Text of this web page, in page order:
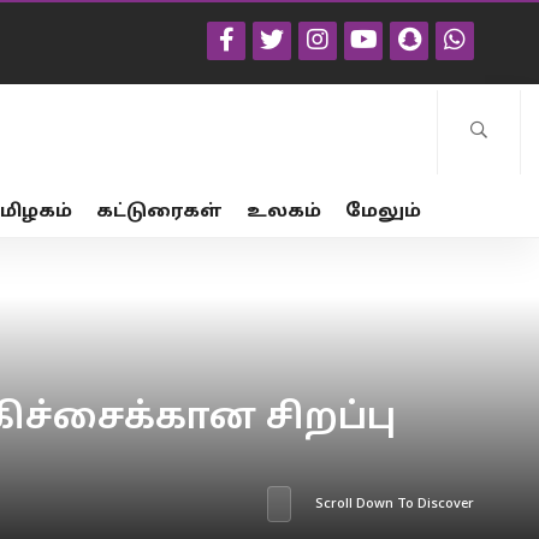
கட்டுரைகள் உலகம் மேலும்
சிறப்பு
Scroll Down To Discover